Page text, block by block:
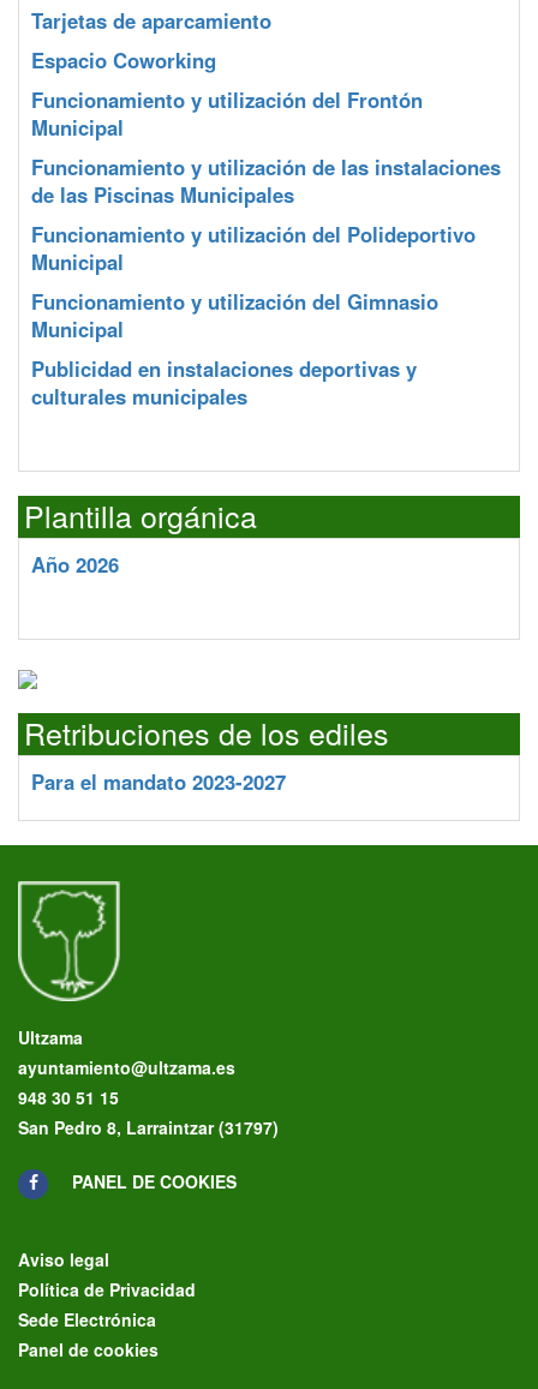
Tarjetas de aparcamiento
Espacio Coworking
Funcionamiento y utilización del Frontón
Municipal
Funcionamiento y utilización de las instalaciones
de las Piscinas Municipales
Funcionamiento y utilización del Polideportivo
Municipal
Funcionamiento y utilización del Gimnasio
Municipal
Publicidad en instalaciones deportivas y
culturales municipales
Plantilla orgánica
Año 2026
Retribuciones de los ediles
Para el mandato 2023-2027
Ultzama
ayuntamiento@ultzama.es
948 30 51 15
San Pedro 8, Larraintzar (31797)
PANEL DE COOKIES
Aviso legal
Política de Privacidad
Sede Electrónica
Panel de cookies